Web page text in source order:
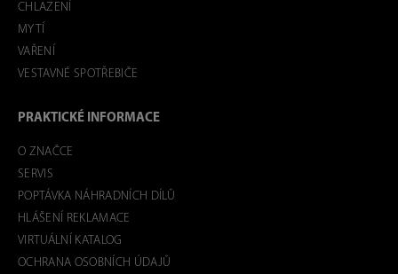
CHLAZENÍ
MYTÍ
VAŘENÍ
VESTAVNÉ SPOTŘEBIČE
PRAKTICKÉ INFORMACE
O ZNAČCE
SERVIS
POPTÁVKA NÁHRADNÍCH DÍLŮ
HLÁŠENÍ REKLAMACE
VIRTUÁLNÍ KATALOG
OCHRANA OSOBNÍCH ÚDAJŮ